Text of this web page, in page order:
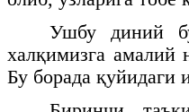
Ушбу диний
халқимизга амалий
Бу борада қуйидаги